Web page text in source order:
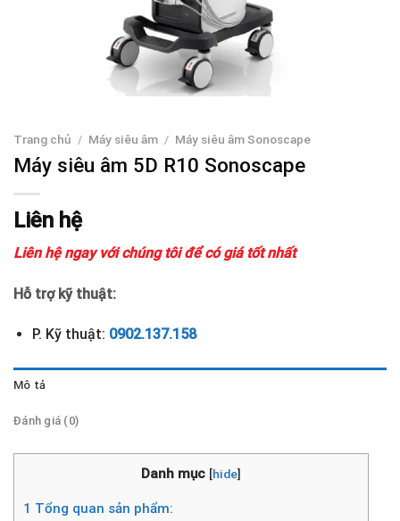
Trang chủ / Máy siêu âm / Máy siêu âm Sonoscape
Máy siêu âm 5D R10 Sonoscape
Liên hệ
Liên hệ ngay với chúng tôi để có giá tốt nhất
Hỗ trợ kỹ thuật:
P. Kỹ thuật: 0902.137.158
Mô tả
Đánh giá (0)
Danh mục [hide]
1 Tổng quan sản phẩm: